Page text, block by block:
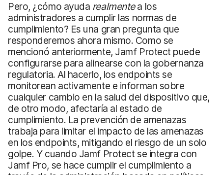
Pero, ¿cómo ayuda realmentea los
administradores a cumplir las normas de
cumplimiento? Es una gran pregunta que
responderemos ahora mismo. Como se
mencionó anteriormente, Jamf Protect puede
configurarse para alinearse con la gobernanza
regulatoria. Al hacerlo, los endpoints se
monitorean activamente e informan sobre
cualquier cambio en la salud del dispositivo que,
de otro modo, afectaría al estado de
cumplimiento. La prevención de amenazas
trabaja para limitar el impacto de las amenazas
en los endpoints, mitigando el riesgo de un solo
golpe. Y cuando Jamf Protect se integra con
Jamf Pro, se hace cumplir el cumplimiento a